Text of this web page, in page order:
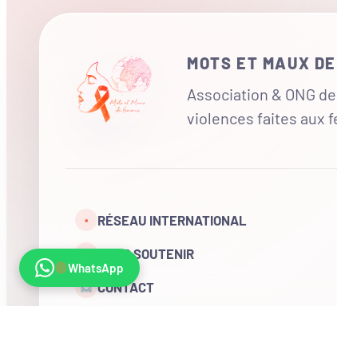
MOTS ET MAUX
Association & ONG
violences faites aux
• RÉSEAU INTERNATIONAL
NOUS SOUTENIR
CONTACT
WhatsApp